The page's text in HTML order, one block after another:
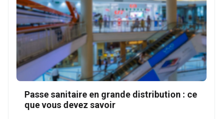
Passe sanitaire en grande distribution : ce
que vous devez savoir